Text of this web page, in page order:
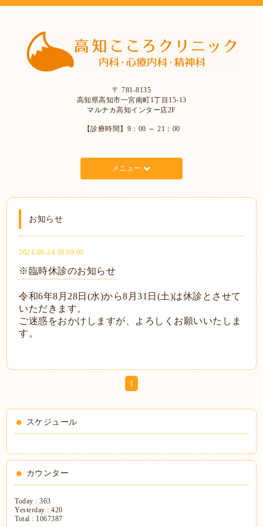
〒 781-8135
高知県高知市一宮南町1丁目15-13
マルナカ高知インター店2F
【診療時間】9：00 ～ 21：00
メニュー
お知らせ
2024-08-24 20:09:00
※臨時休診のお知らせ
令和6年8月28日(水)から8月31日(土)は休診とさせて
いただきます。
ご迷惑をおかけしますが、よろしくお願いいたしま
す。
1
スケジュール
カウンター
Today :363
Yesterday :420
Total : 1067387